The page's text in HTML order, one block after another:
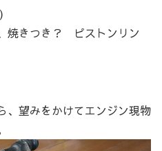
焼きつき？ ピストンリン
、望みをかけてエンジン現物